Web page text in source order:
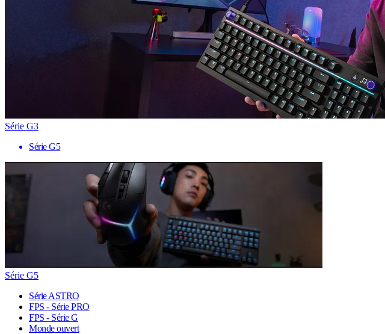
Série G3
Série G5
Série G5
Série ASTRO
FPS - Série PRO
FPS - Série G
Monde ouvert